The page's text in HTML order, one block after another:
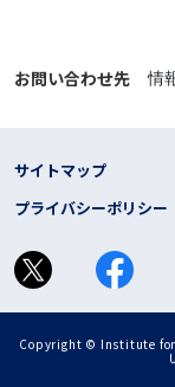
お問い合わせ先 情
フッター リ
サイトマップ
プライバシーポリシー
Copyright © Institute for